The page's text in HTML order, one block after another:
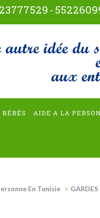
23777529 -
multiservices
BÉBÉS AIDE A LA
En Tunisie >